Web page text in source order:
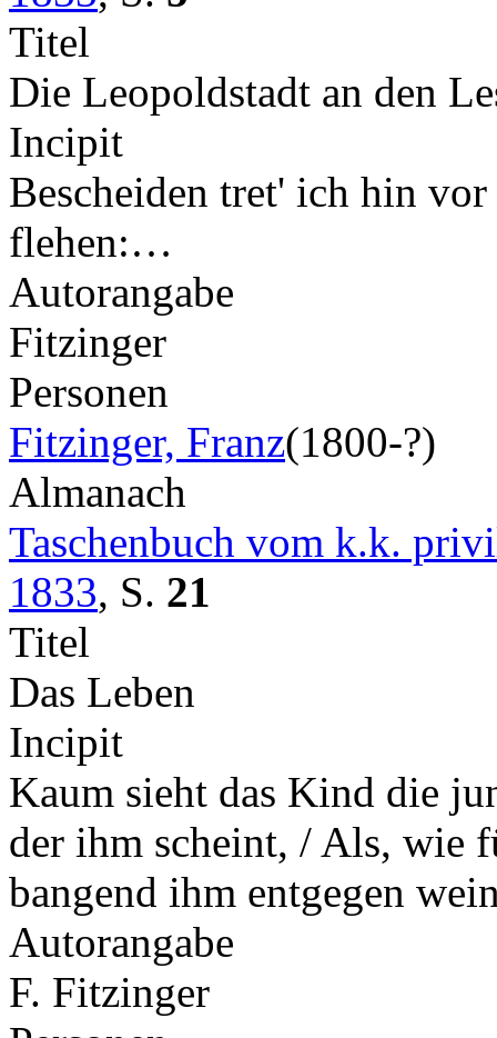
Titel
Die Leopoldstadt an den
Incipit
Bescheiden tret' ich hin
flehen:…
Autorangabe
Fitzinger
Personen
Fitzinger, Franz(1800-?)
Almanach
Taschenbuch vom k.k.
1833, S. 21
Titel
Das Leben
Incipit
Kaum sieht das Kind die
der ihm scheint, / Als, wie
bangend ihm entgegen
Autorangabe
F. Fitzinger